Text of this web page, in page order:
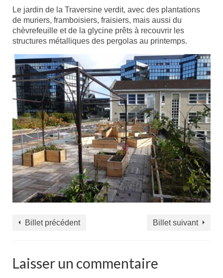
Le jardin de la Traversine verdit, avec des plantations
de muriers, framboisiers, fraisiers, mais aussi du
chèvrefeuille et de la glycine prêts à recouvrir les
structures métalliques des pergolas au printemps.
Billet précédent Billet suivant
Laisser un commentaire